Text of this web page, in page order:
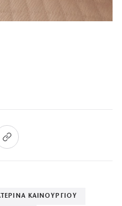
ΚΑΙΝΟΥΡΓΙΟΥ